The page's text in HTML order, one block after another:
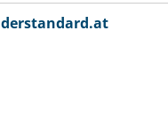
derstandard.at